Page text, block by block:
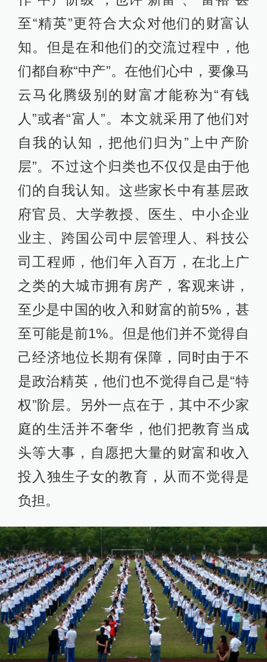
至“精英”更符合大众对他们的财富认
知。但是在和他们的交流过程中，他
们都自称“中产”。在他们心中，要像马
云马化腾级别的财富才能称为“有钱
人”或者“富人”。本文就采用了他们对
自我的认知，把他们归为”上中产阶
层”。不过这个归类也不仅仅是由于他
们的自我认知。这些家长中有基层政
府官员、大学教授、医生、中小企业
业主、跨国公司中层管理人、科技公
司工程师，他们年入百万，在北上广
之类的大城市拥有房产，客观来讲，
至少是中国的收入和财富的前5%，甚
至可能是前1%。但是他们并不觉得自
己经济地位长期有保障，同时由于不
是政治精英，他们也不觉得自己是“特
权”阶层。另外一点在于，其中不少家
庭的生活并不奢华，他们把教育当成
头等大事，自愿把大量的财富和收入
投入独生子女的教育，从而不觉得是
负担。